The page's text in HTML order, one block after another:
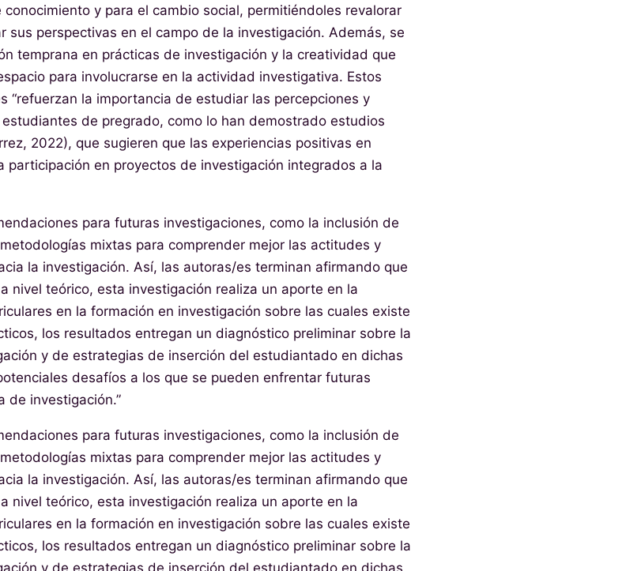
y para el cambio social, permitiéndoles revalorar
sus perspectivas en el campo de la investigación. Además, se
temprana en prácticas de investigación y la creatividad que
para involucrarse en la actividad investigativa. Estos
“refuerzan la importancia de estudiar las percepciones y
de pregrado, como lo han demostrado estudios
2022), que sugieren que las experiencias positivas en
participación en proyectos de investigación integrados a la
para futuras investigaciones, como la inclusión de
mixtas para comprender mejor las actitudes y
la investigación. Así, las autoras/es terminan afirmando que
nivel teórico, esta investigación realiza un aporte en la
en la formación en investigación sobre las cuales existe
los resultados entregan un diagnóstico preliminar sobre la
y de estrategias de inserción del estudiantado en dichas
desafíos a los que se pueden enfrentar futuras
de investigación.”
para futuras investigaciones, como la inclusión de
mixtas para comprender mejor las actitudes y
la investigación. Así, las autoras/es terminan afirmando que
nivel teórico, esta investigación realiza un aporte en la
en la formación en investigación sobre las cuales existe
los resultados entregan un diagnóstico preliminar sobre la
y de estrategias de inserción del estudiantado en dichas